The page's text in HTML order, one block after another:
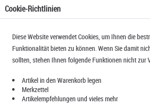
Asics Gel-Cumulus 27
Cookie-Richtlinien
Diese Website verwendet Cookies, um Ihnen die
Funktionalität bieten zu können. Wenn Sie damit
sollten, stehen Ihnen folgende Funktionen nicht zur
Artikel in den Warenkorb legen
Merkzettel
Artikelempfehlungen und vieles mehr